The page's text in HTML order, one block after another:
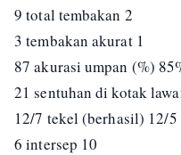
9 total tembakan 2
3 tembakan akurat 1
87 akurasi umpan (%)
21 sentuhan di kotak
12/7 tekel (berhasil) 12/5
6 intersep 10